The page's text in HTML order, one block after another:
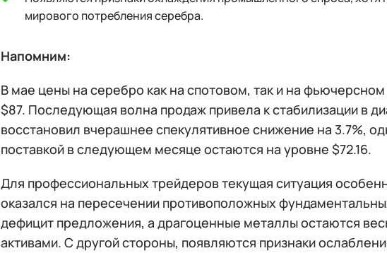
мирового потребления серебра.
Напомним:
В мае цены на серебро как на спотовом, так и на
$87. Последующая волна продаж привела к стабилизации в
восстановил вчерашнее спекулятивное снижение на 3.7%,
поставкой в следующем месяце остаются на уровне $72.16.
Для профессиональных трейдеров текущая ситуация
оказался на пересечении противоположных
дефицит предложения, а драгоценные металлы остаются
активами. С другой стороны, появляются признаки